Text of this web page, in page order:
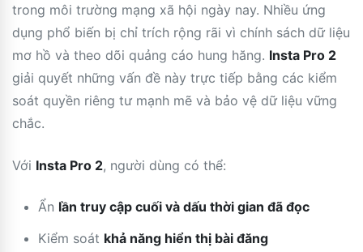
trong môi trường mạng xã hội ngày nay. Nhiều ứng
dụng phổ biến bị chỉ trích rộng rãi vì chính sách dữ liệu
mơ hồ và theo dõi quảng cáo hung hăng. Insta Pro 2
giải quyết những vấn đề này trực tiếp bằng các kiểm
soát quyền riêng tư mạnh mẽ và bảo vệ dữ liệu vững
chắc.
Với Insta Pro 2, người dùng có thể:
Ẩn lần truy cập cuối và dấu thời gian đã đọc
Kiểm soát khả năng hiển thị bài đăng